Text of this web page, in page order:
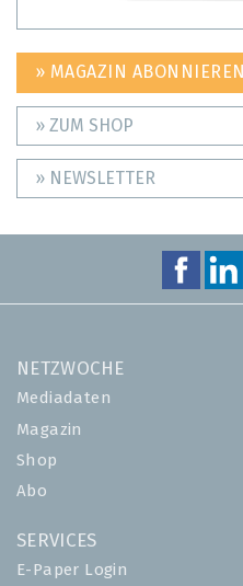
» MAGAZIN ABONNIEREN
» ZUM SHOP
» NEWSLETTER
NETZWOCHE
Mediadaten
Magazin
Shop
Abo
SERVICES
E-Paper Login